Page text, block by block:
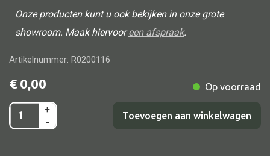
Fautteuil
Barstoel
Kinderstoel
Kruk
Onze producten kunt u ook bekijken in onze grote
showroom. Maak hiervooreen afspraak.
Artikelnummer: R0200116
€ 0,00 Op voorraad
Lampvoet
bl/whi
+
-
Toevoegen aan winkelwagen